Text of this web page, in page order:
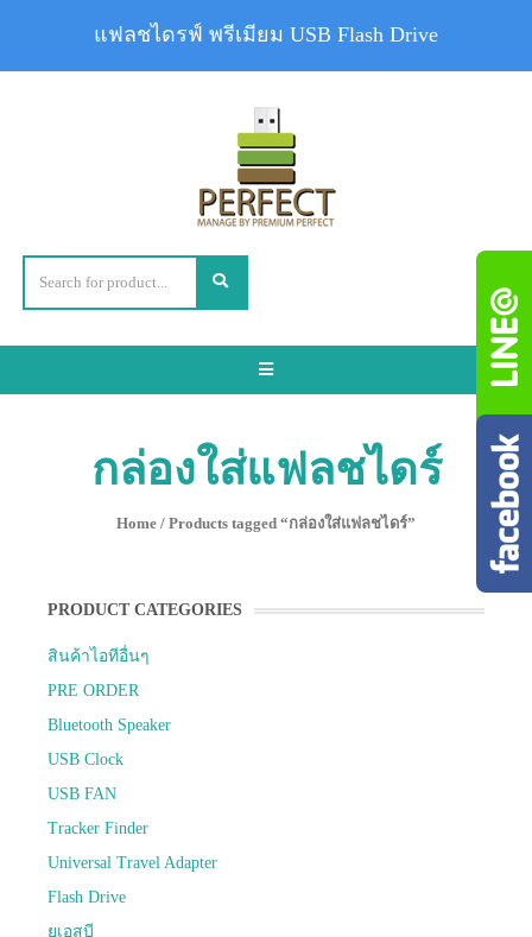
Toggle
กล่องใส่แฟลชไดร์
Home / Products tagged “กล่องใส่แฟลชไดร์”
PRODUCT CATEGORIES
สินค้าไอทีอื่นๆ
PRE ORDER
Bluetooth Speaker
USB Clock
USB FAN
Tracker Finder
Universal Travel Adapter
Flash Drive
ยูเอสบี
แฟลชไดรฟ์ พรีเมียม USB Flash Drive